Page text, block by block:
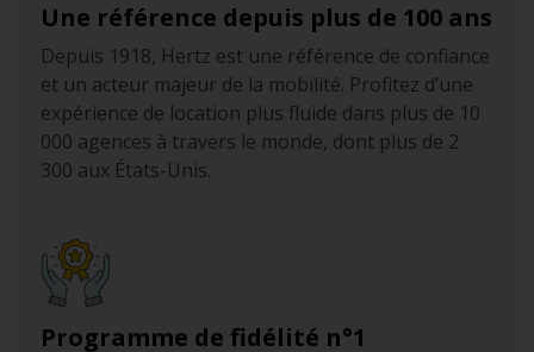
Une référence depuis plus de 100 ans
Depuis 1918, Hertz est une référence de confiance
et un acteur majeur de la mobilité. Profitez d’une
expérience de location plus fluide dans plus de 10
000 agences à travers le monde, dont plus de 2
300 aux États-Unis.
Programme de fidélité n°1